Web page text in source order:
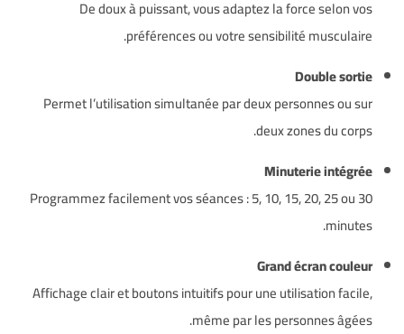
De doux à puissant, vous adaptez la force selon vos
préférences ou votre sensibilité musculaire.
Double sortie
Permet l’utilisation simultanée par deux personnes ou sur
deux zones du corps.
Minuterie intégrée
Programmez facilement vos séances : 5, 10, 15, 20, 25 ou 30
minutes.
Grand écran couleur
Affichage clair et boutons intuitifs pour une utilisation facile,
même par les personnes âgées.